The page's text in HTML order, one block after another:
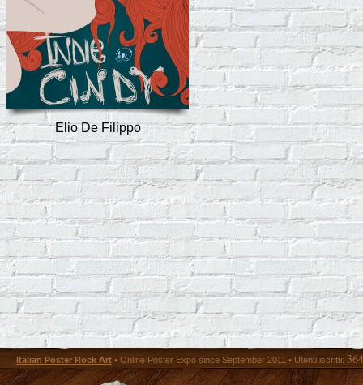
Elio De Filippo
Italian Poster Rock Art • Online Poster Expó since September 2011 • Utenti iscritti: 364